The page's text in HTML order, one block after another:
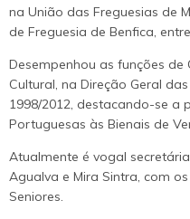
na União das Freguesias de
de Freguesia de Benfica,
Desempenhou as funções
Cultural, na Direção Geral
1998/2012, destacando-se a
Portuguesas às Bienais de
Atualmente é vogal
Agualva e Mira Sintra, com
Seniores.